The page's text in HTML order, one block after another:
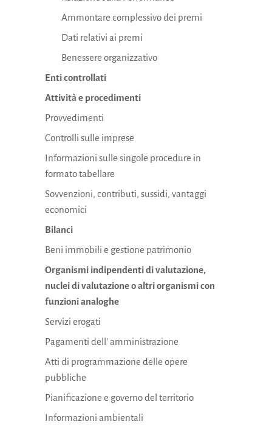
Ammontare complessivo dei premi
Dati relativi ai premi
Benessere organizzativo
Enti controllati
Attività e procedimenti
Provvedimenti
Controlli sulle imprese
Informazioni sulle singole procedure in
formato tabellare
Sovvenzioni, contributi, sussidi, vantaggi
economici
Bilanci
Beni immobili e gestione patrimonio
Organismi indipendenti di valutazione,
nuclei di valutazione o altri organismi con
funzioni analoghe
Servizi erogati
Pagamenti dell' amministrazione
Atti di programmazione delle opere
pubbliche
Pianificazione e governo del territorio
Informazioni ambientali